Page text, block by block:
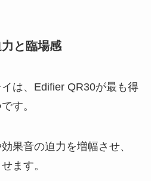
と臨場感
は、Edifier QR30が最も得
す。
果音の迫力を増幅させ、
ます。